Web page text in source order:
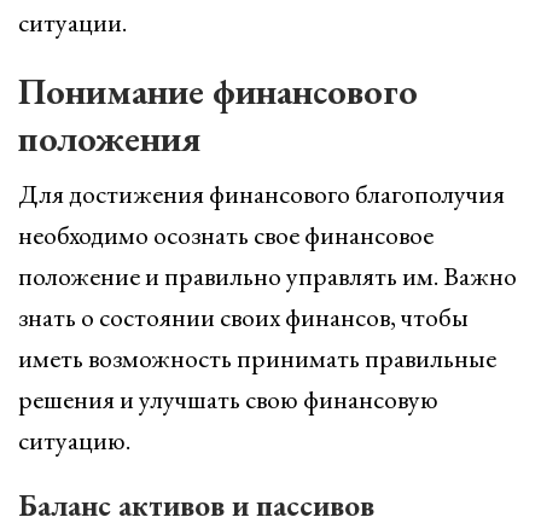
ситуации.
Понимание финансового
положения
Для достижения финансового благополучия
необходимо осознать свое финансовое
положение и правильно управлять им. Важно
знать о состоянии своих финансов, чтобы
иметь возможность принимать правильные
решения и улучшать свою финансовую
ситуацию.
Баланс активов и пассивов